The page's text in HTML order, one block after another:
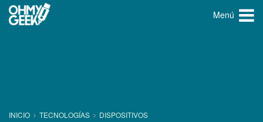
Menú
INICIO TECNOLOGÍ­AS DISPOSITIVOS